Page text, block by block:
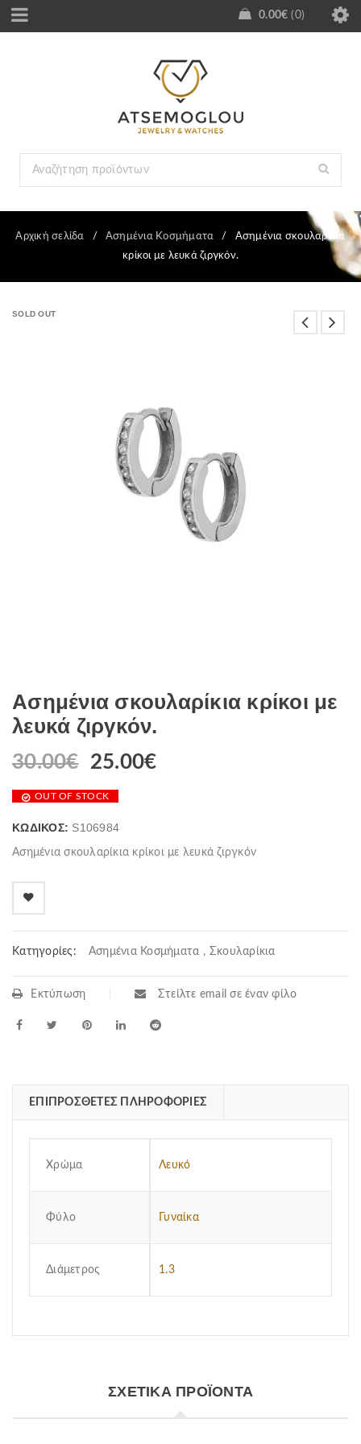
0.00€ 0
Αρχική σελίδα / Ασημένια Κοσμήματα /
Ασημένια σκουλαρίκια
κρίκοι με λευκά ζιργκόν.
SOLD OUT
Ασημένια σκουλαρίκια κρίκοι με
λευκά ζιργκόν.
30.00€ 25.00€
OUT OF STOCK
ΚΩΔΙΚΌΣ: S106984
Ασημένια σκουλαρίκια κρίκοι με λευκά ζιργκόν
Κατηγορίες: Ασημένια Κοσμήματα , Σκουλαρίκια
Εκτύπωση Στείλτε email σε έναν φίλο
ΕΠΙΠΡΌΣΘΕΤΕΣ ΠΛΗΡΟΦΟΡΊΕΣ
Χρώμα Λευκό
Φύλο Γυναίκα
Διάμετρος 1.3
ΣΧΕΤΙΚΆ ΠΡΟΪΌΝΤΑ